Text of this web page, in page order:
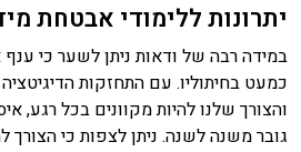
יתרונות ללימודי אבטחת
במידה רבה של ודאות ניתן לשער כי
כמעט בחיתוליו. עם התחזקות
והצורך שלנו להיות מקוונים בכל רגע,
גובר משנה לשנה. ניתן לצפות כי הצורך